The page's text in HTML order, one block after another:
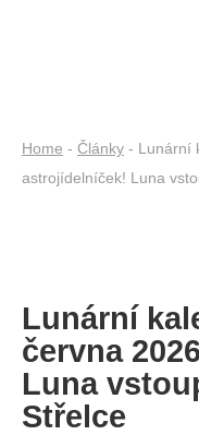
Home - Články - Lunární
astrojídelníček! Luna
Lunární
června
Luna
Střelce